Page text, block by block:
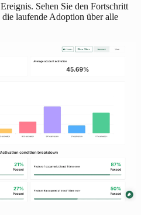
Sehen Sie den Fortschritt
laufende Adoption über alle